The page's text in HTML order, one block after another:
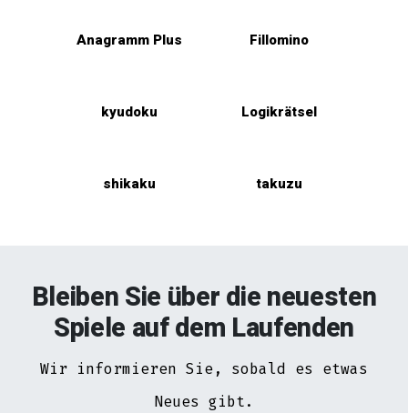
Anagramm Plus Fillomino
kyudoku Logikrätsel
shikaku takuzu
Bleiben Sie über die neuesten
Spiele auf dem Laufenden
Wir informieren Sie, sobald es etwas
Neues gibt.